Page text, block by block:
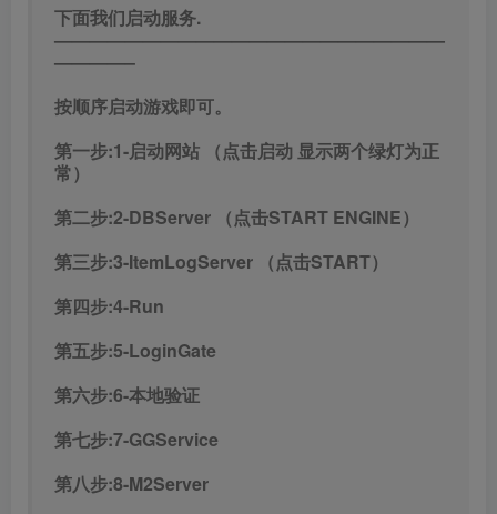
下面我们启动服务.
——————————————————————
————–
按顺序启动游戏即可。
第一步:1-启动网站 （点击启动 显示两个绿灯为正
常）
第二步:2-DBServer （点击START ENGINE）
第三步:3-ItemLogServer （点击START）
第四步:4-Run
第五步:5-LoginGate
第六步:6-本地验证
第七步:7-GGService
第八步:8-M2Server